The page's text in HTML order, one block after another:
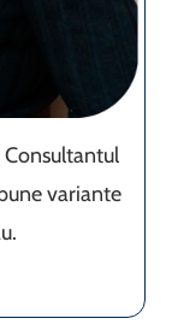
variante